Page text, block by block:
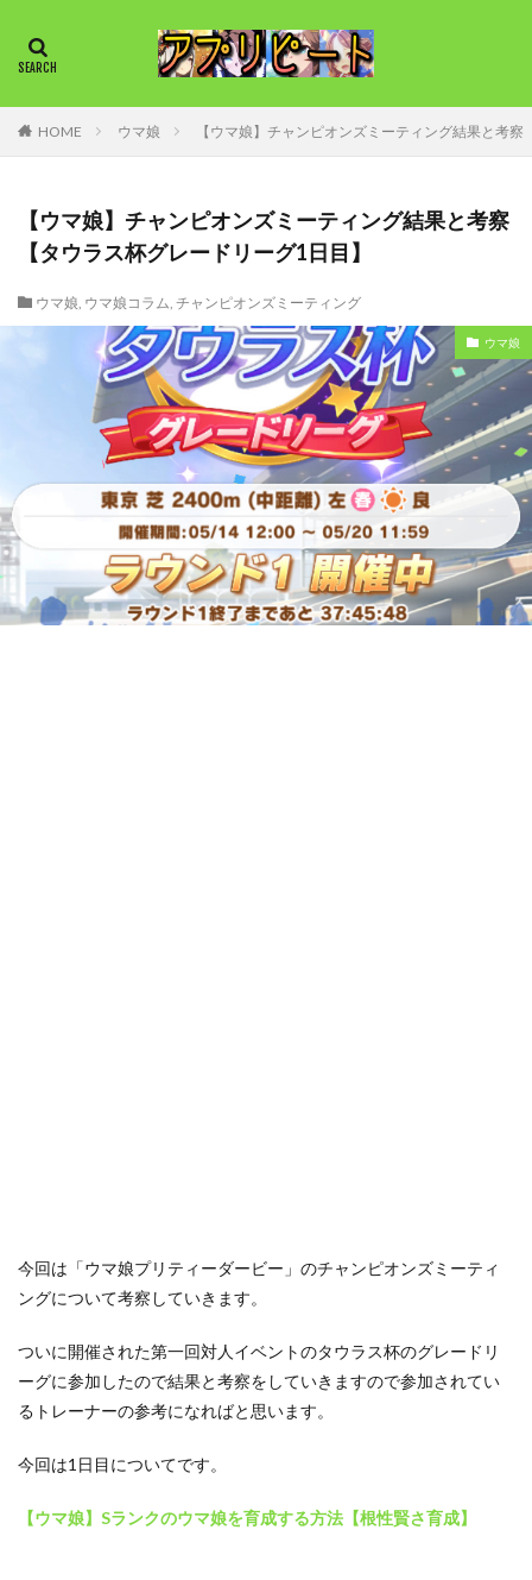
HOME ウマ娘 【ウマ娘】チャンピオンズミーティング結果と考
【ウマ娘】チャンピオンズミーティング結果と考察
【タウラス杯グレードリーグ1日目】
ウマ娘, ウマ娘コラム, チャンピオンズミーティング
ウマ娘
今回は「ウマ娘プリティーダービー」のチャンピオンズミーティ
ングについて考察していきます。
ついに開催された第一回対人イベントのタウラス杯のグレードリ
ーグに参加したので結果と考察をしていきますので参加されてい
るトレーナーの参考になればと思います。
今回は1日目についてです。
【ウマ娘】Sランクのウマ娘を育成する方法【根性賢さ育成】